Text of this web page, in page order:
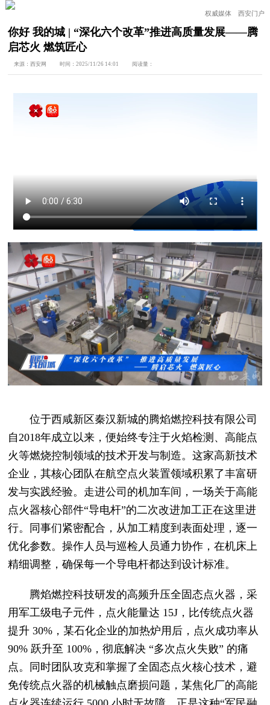
权威媒体 西安门户
你好 我的城 | “深化六个改革”推进高质量发展——腾
启芯火 燃筑匠心
来源：西安网 时间：2025/11/26 14:01 阅读量：
位于西咸新区秦汉新城的腾焰燃控科技有限公司
自2018年成立以来，便始终专注于火焰检测、高能点
火等燃烧控制领域的技术开发与制造。这家高新技术
企业，其核心团队在航空点火装置领域积累了丰富研
发与实践经验。走进公司的机加车间，一场关于高能
点火器核心部件“导电杆”的二次改进加工正在这里进
行。同事们紧密配合，从加工精度到表面处理，逐一
优化参数。操作人员与巡检人员通力协作，在机床上
精细调整，确保每一个导电杆都达到设计标准。
腾焰燃控科技研发的高频升压全固态点火器，采
用军工级电子元件，点火能量达 15J，比传统点火器
提升 30%，某石化企业的加热炉用后，点火成功率从
90% 跃升至 100%，彻底解决 “多次点火失败” 的痛
点。同时团队攻克和掌握了全固态点火核心技术，避
免传统点火器的机械触点磨损问题，某焦化厂的高能